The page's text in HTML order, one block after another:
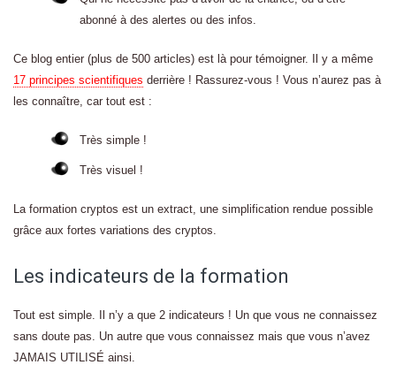
abonné à des alertes ou des infos.
Ce blog entier (plus de 500 articles) est là pour témoigner. Il y a même
17 principes scientifiques derrière ! Rassurez-vous ! Vous n’aurez pas à
les connaître, car tout est :
Très simple !
Très visuel !
La formation cryptos est un extract, une simplification rendue possible
grâce aux fortes variations des cryptos.
Les indicateurs de la formation
Tout est simple. Il n’y a que 2 indicateurs ! Un que vous ne connaissez
sans doute pas. Un autre que vous connaissez mais que vous n’avez
JAMAIS UTILISÉ ainsi.